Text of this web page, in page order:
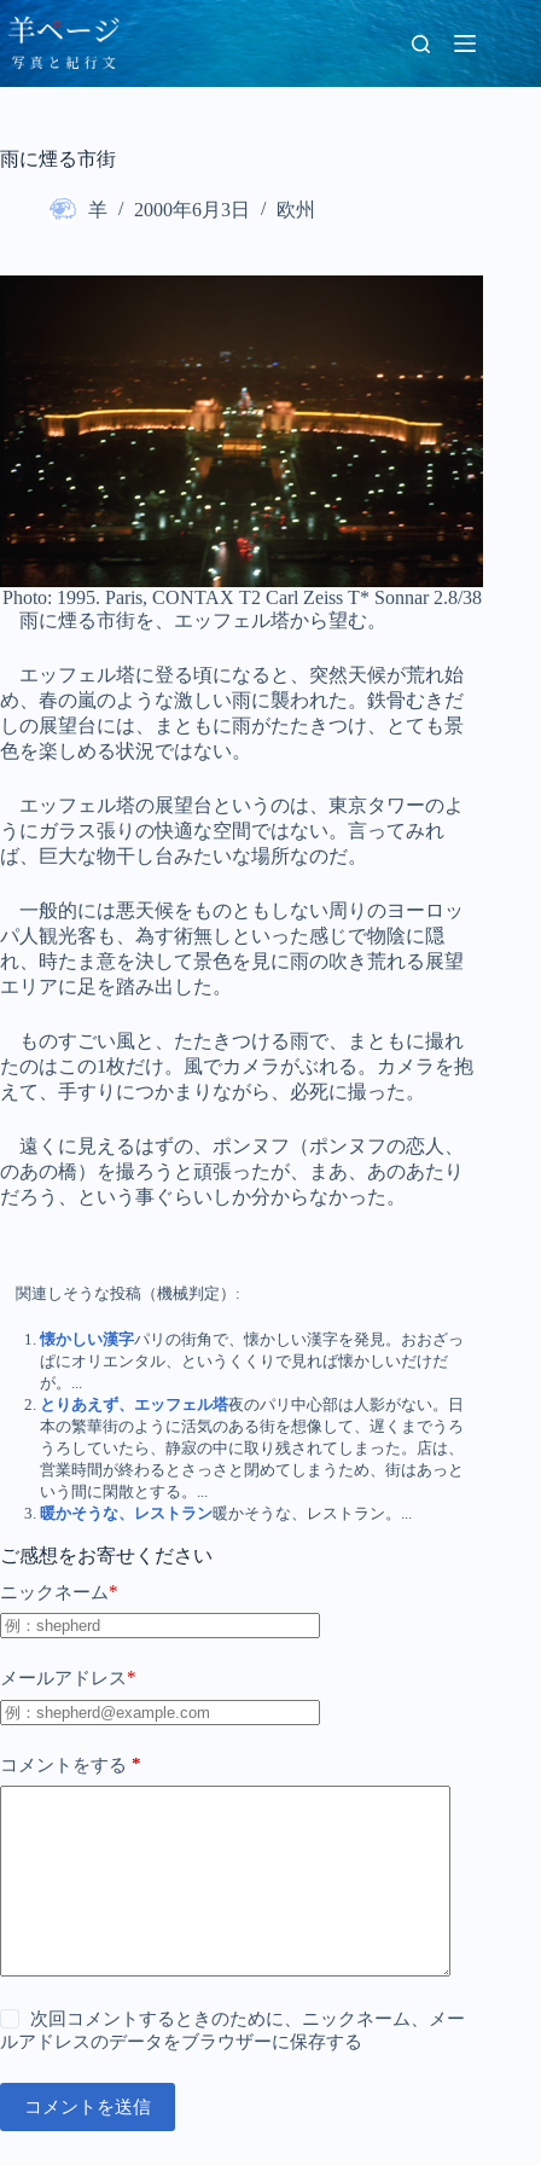
コ
ン
テ
ン
ス
雨に煙る市街
羊 2000年6月3日 欧州
Photo: 1995. Paris, CONTAX T2 Carl Zeiss T* Sonnar 2.8/38
雨に煙る市街を、エッフェル塔から望む。
エッフェル塔に登る頃になると、突然天候が荒れ始
め、春の嵐のような激しい雨に襲われた。鉄骨むきだ
しの展望台には、まともに雨がたたきつけ、とても景
色を楽しめる状況ではない。
エッフェル塔の展望台というのは、東京タワーのよ
うにガラス張りの快適な空間ではない。言ってみれ
ば、巨大な物干し台みたいな場所なのだ。
一般的には悪天候をものともしない周りのヨーロッ
パ人観光客も、為す術無しといった感じで物陰に隠
れ、時たま意を決して景色を見に雨の吹き荒れる展望
エリアに足を踏み出した。
ものすごい風と、たたきつける雨で、まともに撮れ
たのはこの1枚だけ。風でカメラがぶれる。カメラを抱
えて、手すりにつかまりながら、必死に撮った。
遠くに見えるはずの、ポンヌフ（ポンヌフの恋人、
のあの橋）を撮ろうと頑張ったが、まあ、あのあたり
だろう、という事ぐらいしか分からなかった。
関連しそうな投稿（機械判定）:
懐かしい漢字パリの街角で、懐かしい漢字を発見。おおざっ
ぱにオリエンタル、というくくりで見れば懐かしいだけだ
が。...
とりあえず、エッフェル塔夜のパリ中心部は人影がない。日
本の繁華街のように活気のある街を想像して、遅くまでうろ
うろしていたら、静寂の中に取り残されてしまった。店は、
営業時間が終わるとさっさと閉めてしまうため、街はあっと
いう間に閑散とする。...
暖かそうな、レストラン暖かそうな、レストラン。...
ご感想をお寄せください
ニックネーム*
メールアドレス*
コメントをする *
次回コメントするときのために、ニックネーム、メー
ルアドレスのデータをブラウザーに保存する
コメントを送信